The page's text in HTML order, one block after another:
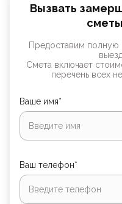
Вызвать
Предоставим полную
Смета включает
перечень всех
Ваше имя*
Ваш телефон*